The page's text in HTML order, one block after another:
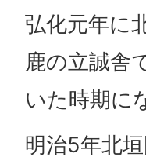
弘化元年に
鹿の立誠舎
いた時期に
明治5年北